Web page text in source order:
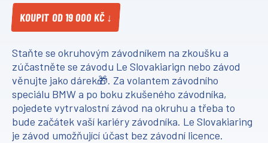
KOUPIT OD 19 000 KČ ↓
Staňte se okruhovým závodníkem na zkoušku a
zúčastněte se závodu Le Slovakiarign nebo závod
věnujte jako dárek🎁. Za volantem závodního
speciálu BMW a po boku zkušeného závodníka,
pojedete vytrvalostní závod na okruhu a třeba to
bude začátek vaší kariéry závodníka. Le Slovakiaring
je závod umožňující účast bez závodní licence.